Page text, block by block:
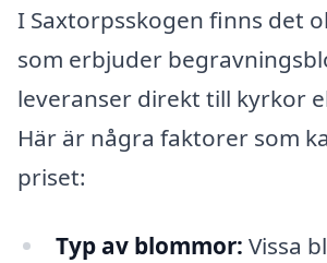
I Saxtorpsskogen finns det
som erbjuder
leveranser direkt till kyrkor
Här är några faktorer som
priset:
Typ av blommor: Vissa